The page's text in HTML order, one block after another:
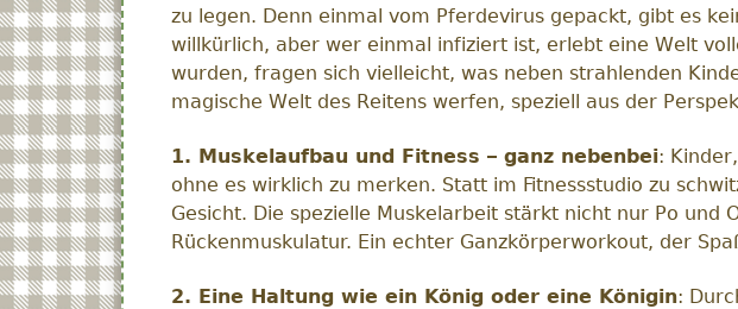
zu legen. Denn einmal vom Pferdevirus gepackt, gibt es
willkürlich, aber wer einmal infiziert ist, erlebt eine Welt
wurden, fragen sich vielleicht, was neben strahlenden
magische Welt des Reitens werfen, speziell aus der
1. Muskelaufbau und Fitness – ganz nebenbei:
ohne es wirklich zu merken. Statt im Fitnessstudio zu
Gesicht. Die spezielle Muskelarbeit stärkt nicht nur Po
Rückenmuskulatur. Ein echter Ganzkörperworkout, der
2. Eine Haltung wie ein König oder eine Königin: